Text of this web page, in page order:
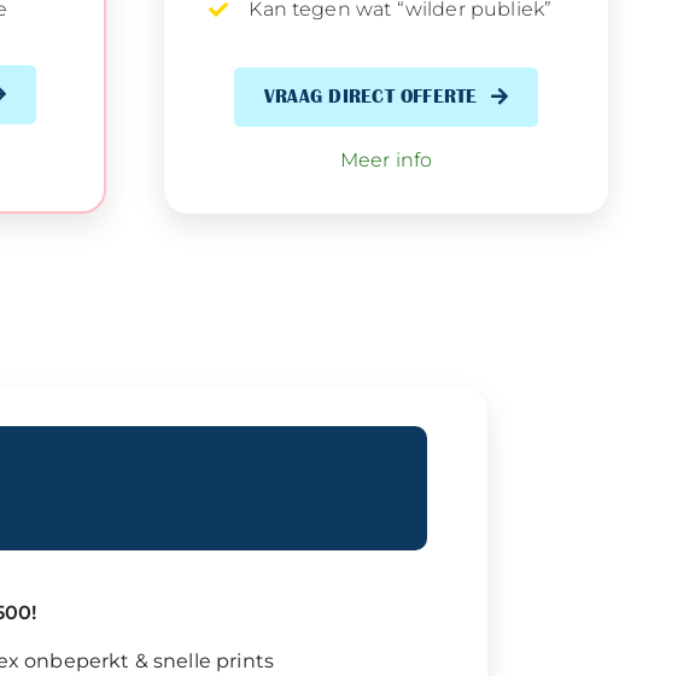
Kan tegen wat “wilder publiek”
VRAAG DIRECT OFFERTE
Meer info
onbeperkt & snelle prints